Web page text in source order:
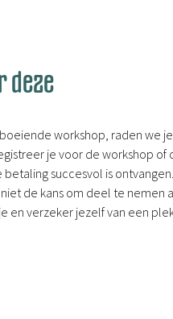
deze
workshop, raden we
je voor de workshop of
succesvol is
de kans om deel te nemen
en verzeker jezelf van een